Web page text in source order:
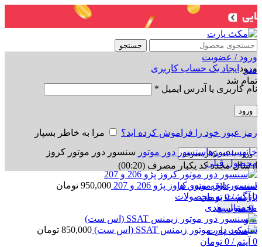
جستجو
ورود / عضویت
ورود ایجاد یک حساب کاربری
نام کاربری یا آدرس ایمیل *
ورود
رمز عبور خود را فراموش کرده اید؟ مرا به خاطر بسپار
ورود با کد یکبارمصرف
ارسال مجدد کد یکبار مصرف (00:
20
)
لیست علاقه مندی ها
0 آیتم /
0 تومان
0 مقایسه
منو
0 آیتم /
0 تومان
منو
تمام شد
برای بزرگنمایی کلیک کنید
خانهسنسورهاسنسور دور موتور سنسور دور موتور کروز
محصول قبلی
سنسور دور موتور کروز پژو 206 و 207 950,000 تومان
بازگشت به محصولات
محصول بعدی
سنسور دور موتور زیمنس SSAT (اس ست) 850,000 تومان